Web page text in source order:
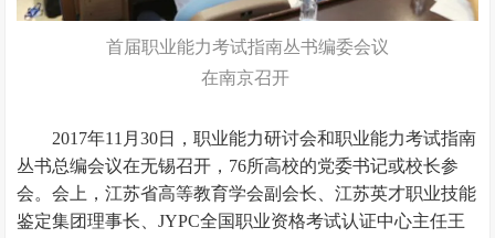
首届职业能力考试指南丛书编委会议
在南京召开
2017年11月30日，职业能力研讨会和职业能力考试指南
丛书总编会议在无锡召开，76所高校的党委书记或校长参
会。会上，江苏省高等教育学会副会长、江苏英才职业技能
鉴定集团理事长、JYPC全国职业资格考试认证中心主任王